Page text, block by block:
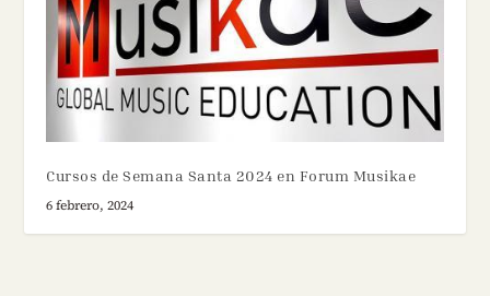
Cursos de Semana Santa 2024 en Forum Musikae
6 febrero, 2024